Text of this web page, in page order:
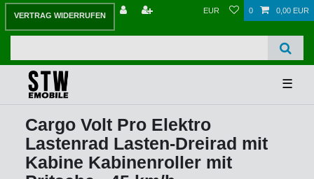
VERTRAG WIDERRUFEN
EUR 0 0,00 EUR
☰
Cargo Volt Pro Elektro
Lastenrad Lasten-Dreirad mit
Kabine Kabinenroller mit